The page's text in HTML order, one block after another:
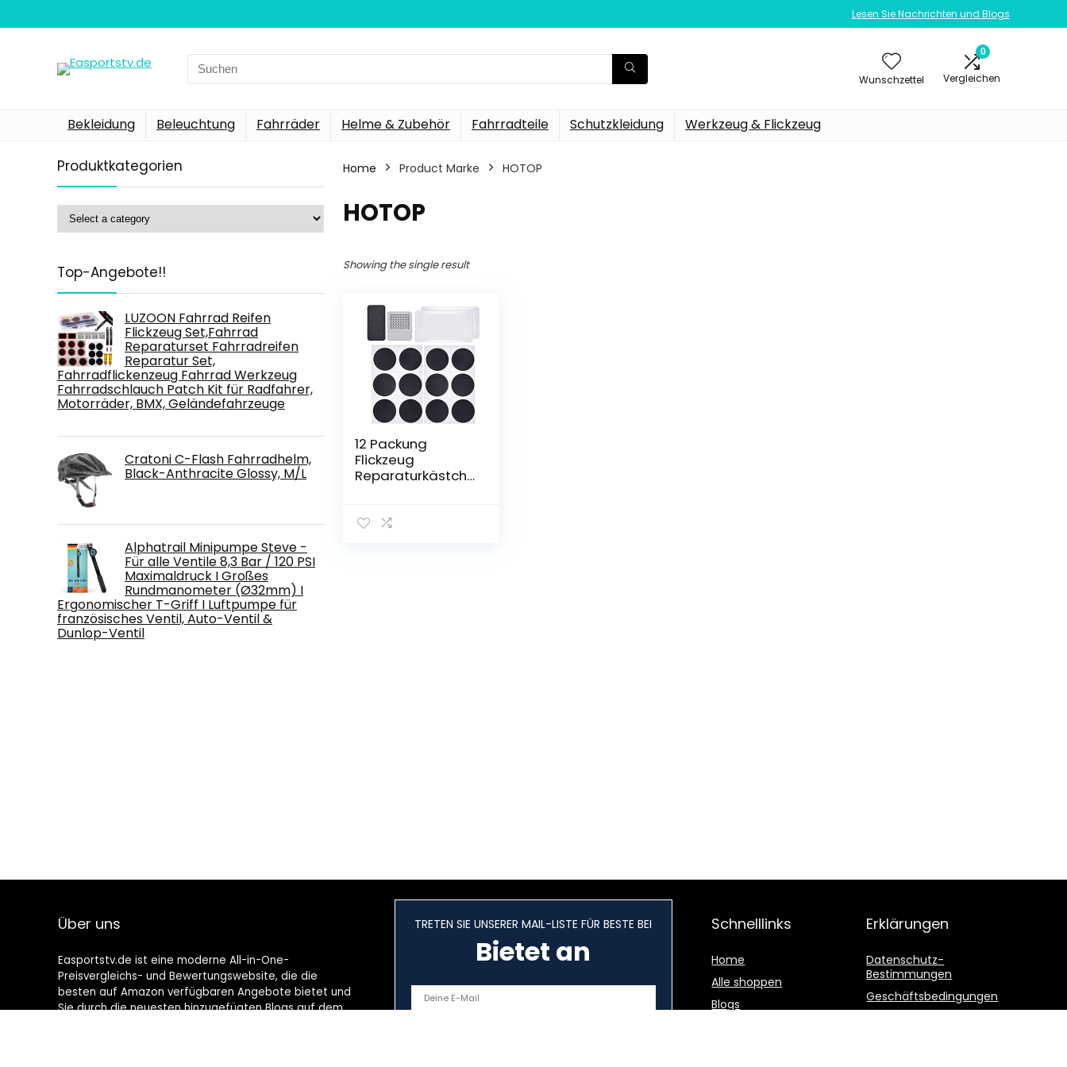
Lesen Sie Nachrichten und Blogs
Search
for:
Wunschzettel
0
Vergleichen
Bekleidung Beleuchtung Fahrräder Helme & Zubehör Fahrradteile Schutzkleidung Werkzeug & Flickzeug
Produktkategorien
Top-Angebote!!
LUZOON Fahrrad Reifen
Flickzeug Set,Fahrrad
Reparaturset Fahrradreifen
Reparatur Set,
Fahrradflickenzeug Fahrrad Werkzeug
Fahrradschlauch Patch Kit für Radfahrer,
Motorräder, BMX, Geländefahrzeuge
Cratoni C-Flash Fahrradhelm,
Black-Anthracite Glossy, M/L
Alphatrail Minipumpe Steve -
Für alle Ventile 8,3 Bar / 120 PSI
Maximaldruck I Großes
Rundmanometer (Ø32mm) I
Ergonomischer T-Griff I Luftpumpe für
französisches Ventil, Auto-Ventil &
Dunlop-Ventil
Home Product Marke ‎HOTOP
‎HOTOP
Showing the single result
12 Packung
Flickzeug
Reparaturkästche
Patches
Über uns
Easportstv.de ist eine moderne All-in-One-
Preisvergleichs- und Bewertungswebsite, die die
besten auf Amazon verfügbaren Angebote bietet und
Sie durch die neuesten hinzugefügten Blogs auf dem
TRETEN SIE UNSERER MAIL-LISTE FÜR BESTE BEI
Bietet an
Schnelllinks
Home
Alle shoppen
Blogs
Erklärungen
Datenschutz-
Bestimmungen
Geschäftsbedingungen